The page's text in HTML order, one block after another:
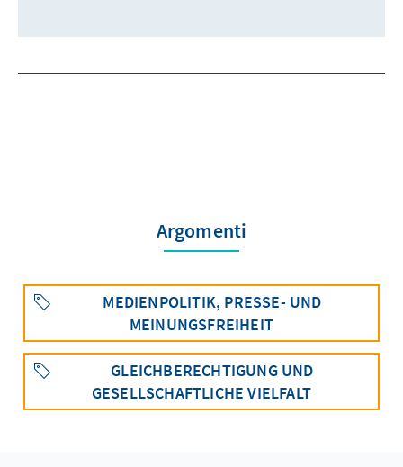
Argomenti
MEDIENPOLITIK, PRESSE- UND
MEINUNGSFREIHEIT
GLEICHBERECHTIGUNG UND
GESELLSCHAFTLICHE VIELFALT